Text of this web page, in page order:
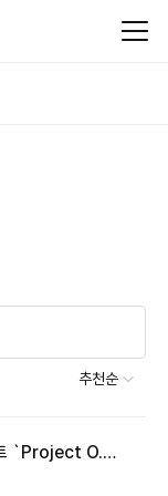
추천순
[NEWS] 크레신, 전사 ERP 혁신 프로젝트 `Project O.N.E`